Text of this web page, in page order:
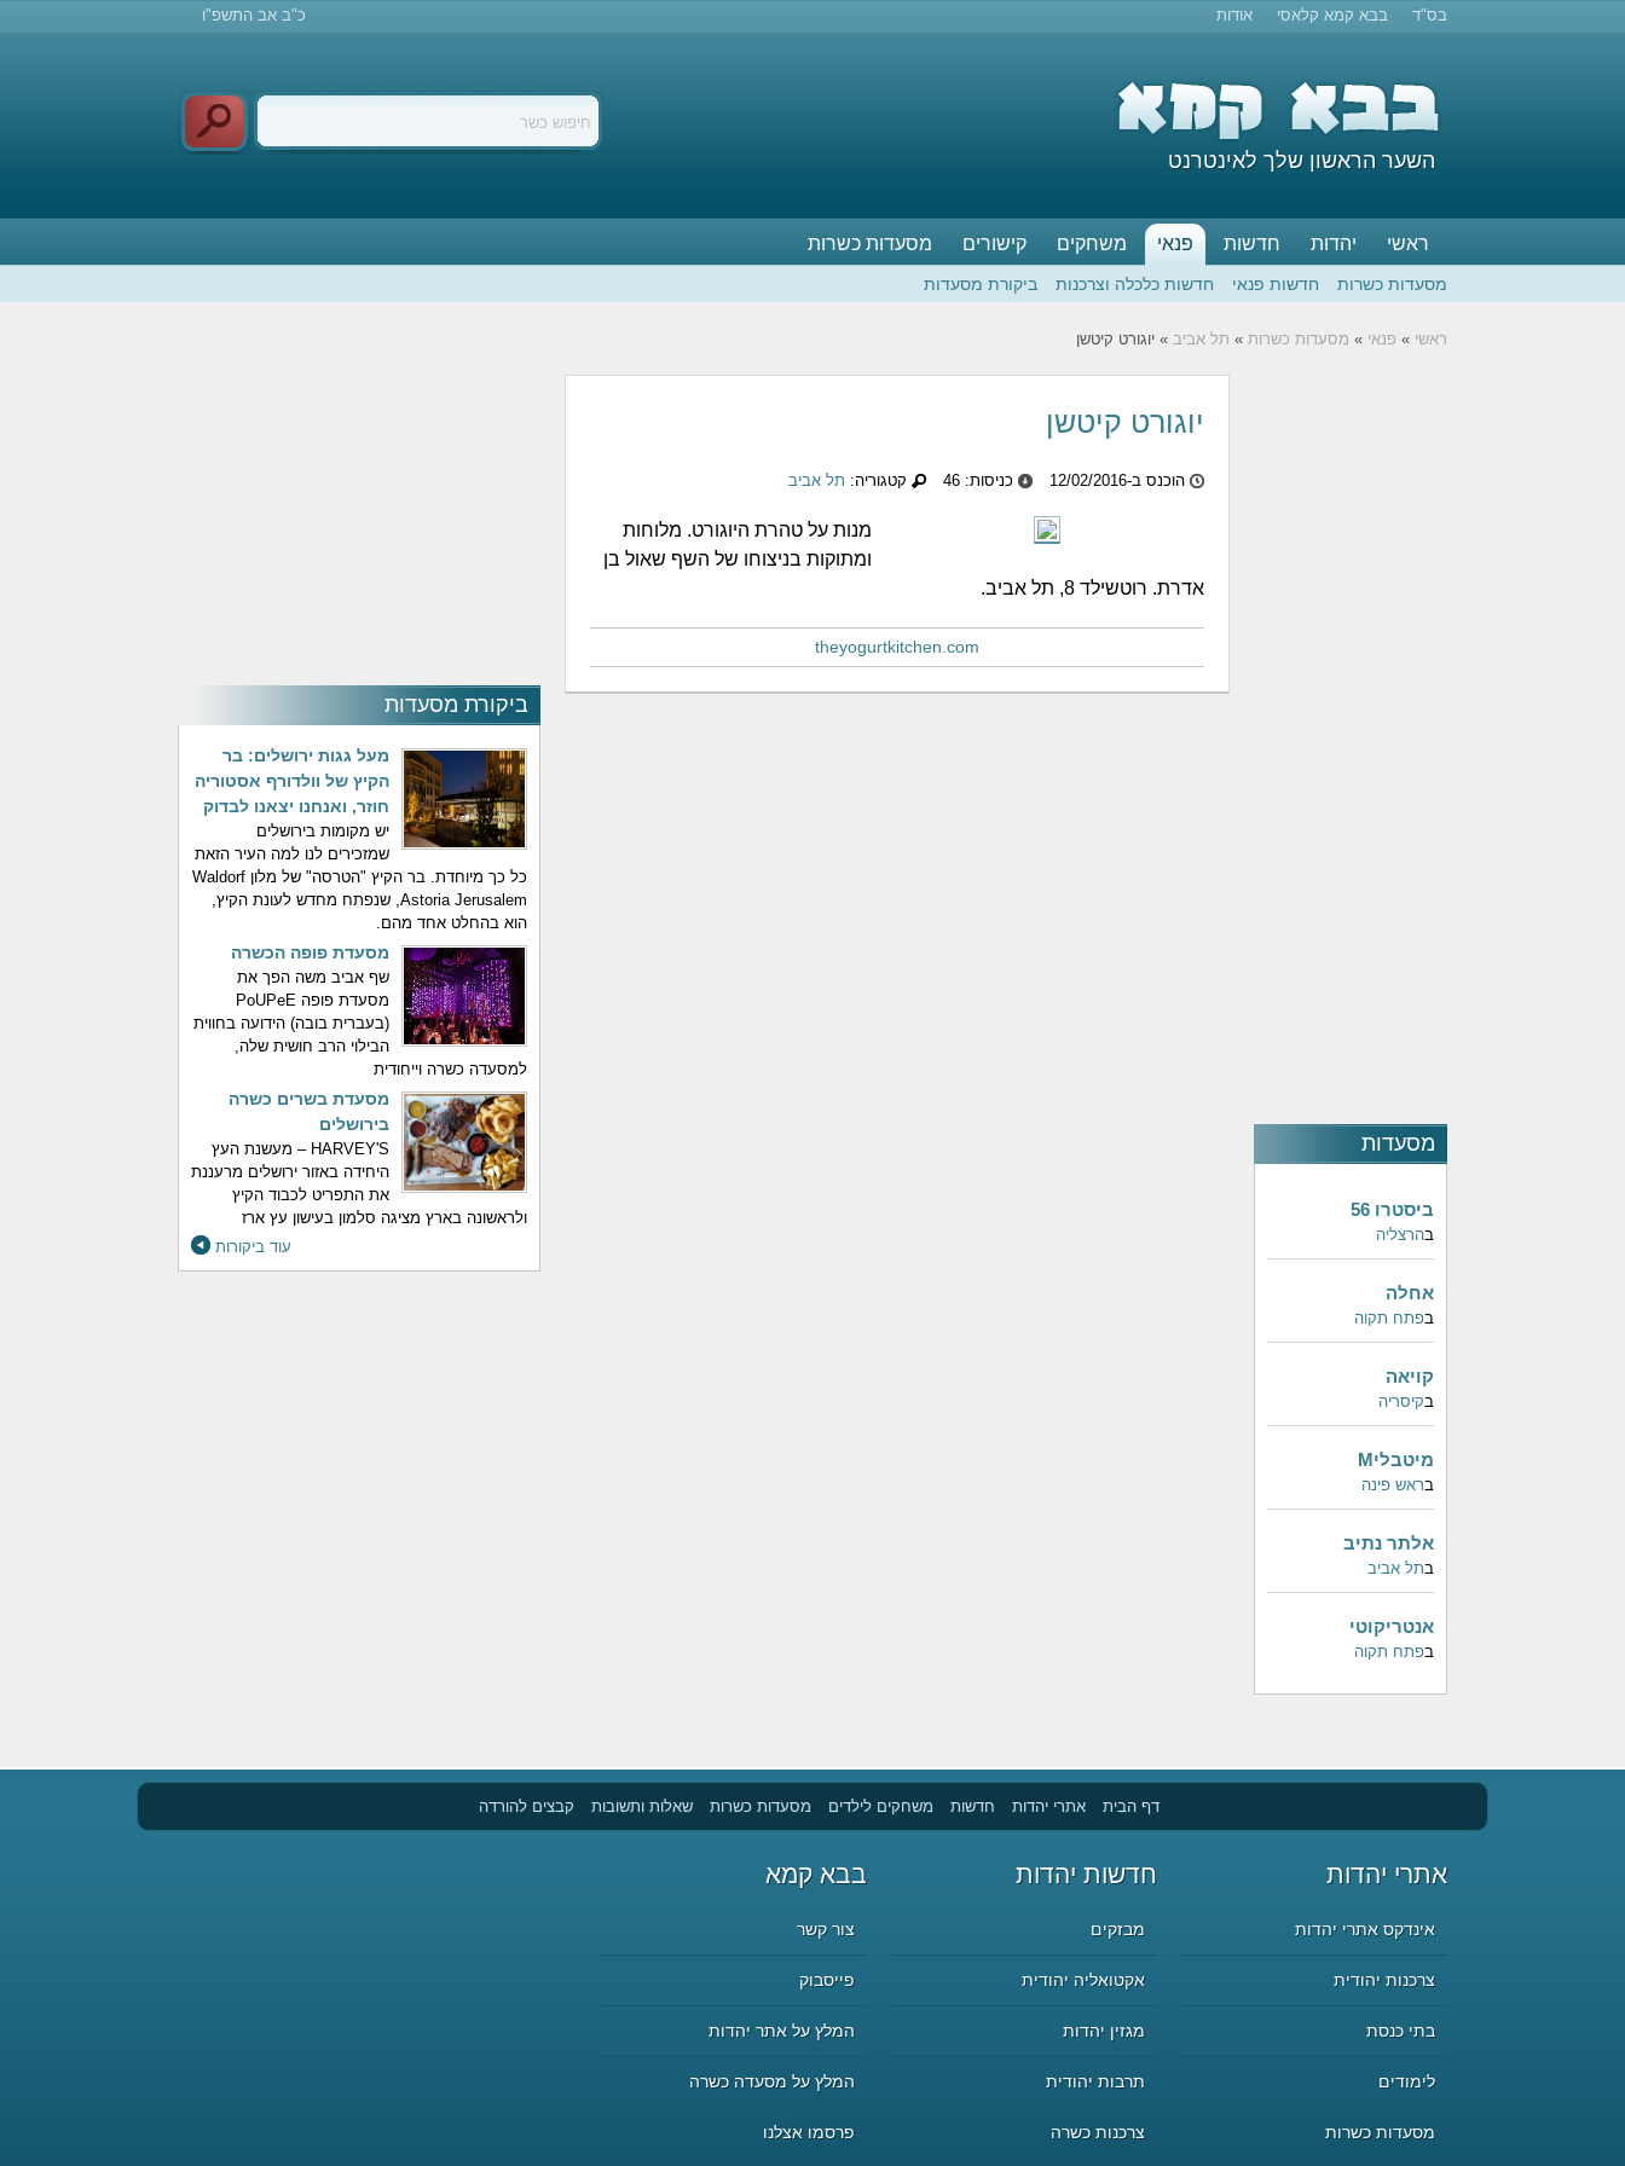
בס"ד בבא קמא קלאסי אודות כ"ב אב התשפ"ו
השער הראשון שלך לאינטרנט
ראשי יהדות חדשות פנאי משחקים קישורים מסעדות כשרות
מסעדות כשרות חדשות פנאי חדשות כלכלה וצרכנות ביקורת מסעדות
ראשי » פנאי » מסעדות כשרות » תל אביב » יוגורט קיטשן
מסעדות
ביסטרו 56
בהרצליה
אחלה
בפתח תקוה
קויאה
בקיסריה
מיטבליM
בראש פינה
אלתר נתיב
בתל אביב
אנטריקוטי
בפתח תקוה
ביקורת מסעדות
מעל גגות ירושלים: בר
הקיץ של וולדורף אסטוריה
חוזר, ואנחנו יצאנו לבדוק
יש מקומות בירושלים
שמזכירים לנו למה העיר הזאת
כל כך מיוחדת. בר הקיץ "הטרסה" של מלון Waldorf
Astoria Jerusalem, שנפתח מחדש לעונת הקיץ,
הוא בהחלט אחד מהם.
מסעדת פופה הכשרה
שף אביב משה הפך את
מסעדת פופה PoUPeE
(בעברית בובה) הידועה בחווית
הבילוי הרב חושית שלה,
למסעדה כשרה וייחודית
מסעדת בשרים כשרה
בירושלים
HARVEY'S – מעשנת העץ
היחידה באזור ירושלים מרעננת
את התפריט לכבוד הקיץ
ולראשונה בארץ מציגה סלמון בעישון עץ ארז
עוד ביקורות
יוגורט קיטשן
הוכנס ב-12/02/2016 כניסות: 46 קטגוריה: תל אביב
מנות על טהרת היוגורט. מלוחות
ומתוקות בניצוחו של השף שאול בן
אדרת. רוטשילד 8, תל אביב.
theyogurtkitchen.com
דף הבית אתרי יהדות חדשות משחקים לילדים מסעדות כשרות שאלות ותשובות קבצים להורדה
אתרי יהדות
אינדקס אתרי יהדות
צרכנות יהודית
בתי כנסת
לימודים
מסעדות כשרות
חדשות יהדות
מבזקים
אקטואליה יהודית
מגזין יהדות
תרבות יהודית
צרכנות כשרה
בבא קמא
צור קשר
פייסבוק
המלץ על אתר יהדות
המלץ על מסעדה כשרה
פרסמו אצלנו